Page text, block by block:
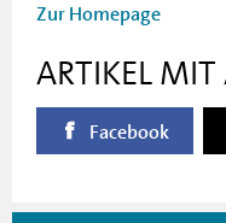
Zur Homepage
ARTIKEL MIT
Facebook